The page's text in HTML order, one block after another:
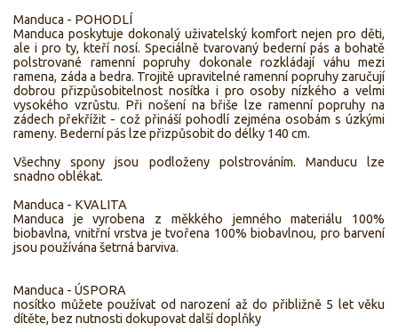
Manduca - POHODLÍ
Manduca poskytuje dokonalý uživatelský komfort nejen pro děti,
ale i pro ty, kteří nosí. Speciálně tvarovaný bederní pás a bohatě
polstrované ramenní popruhy dokonale rozkládají váhu mezi
ramena, záda a bedra. Trojitě upravitelné ramenní popruhy zaručují
dobrou přizpůsobitelnost nosítka i pro osoby nízkého a velmi
vysokého vzrůstu. Při nošení na břiše lze ramenní popruhy na
zádech překřížit - což přináší pohodlí zejména osobám s úzkými
rameny. Bederní pás lze přizpůsobit do délky 140 cm.
Všechny spony jsou podloženy polstrováním. Manducu lze
snadno oblékat.
Manduca - KVALITA
Manduca je vyrobena z měkkého jemného materiálu 100%
biobavlna, vnitřní vrstva je tvořena 100% biobavlnou, pro barvení
jsou používána šetrná barviva.
Manduca - ÚSPORA
nosítko můžete používat od narození až do přibližně 5 let věku
dítěte, bez nutnosti dokupovat další doplňky